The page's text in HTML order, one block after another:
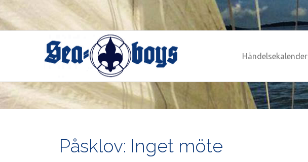
to
content
Händelsekalender
Påsklov: Inget möte